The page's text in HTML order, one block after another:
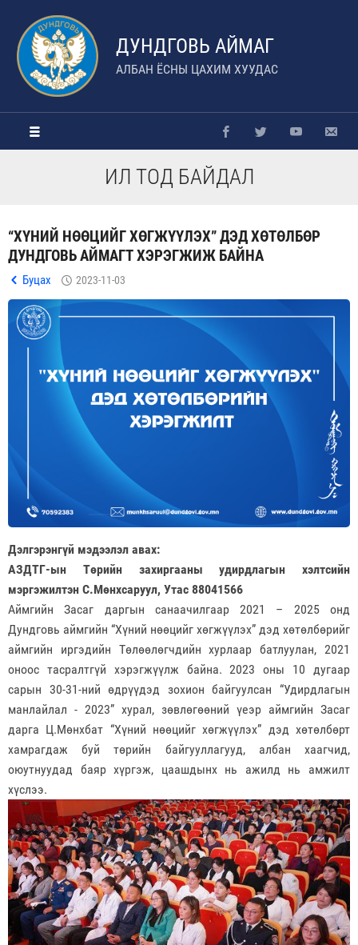
ДУНДГОВЬ АЙМАГ
АЛБАН ЁСНЫ ЦАХИМ ХУУДАС
ИЛ ТОД БАЙДАЛ
“ХҮНИЙ НӨӨЦИЙГ ХӨГЖҮҮЛЭХ” ДЭД ХӨТӨЛБӨР
ДУНДГОВЬ АЙМАГТ ХЭРЭГЖИЖ БАЙНА
Буцах 2023-11-03
Дэлгэрэнгүй мэдээлэл авах:
АЗДТГ-ын Төрийн захиргааны удирдлагын хэлтсийн
мэргэжилтэн С.Мөнхсаруул, Утас 88041566
Аймгийн Засаг даргын санаачилгаар 2021 – 2025 онд
Дундговь аймгийн “Хүний нөөцийг хөгжүүлэх” дэд хөтөлбөрийг
аймгийн иргэдийн Төлөөлөгчдийн хурлаар батлуулан, 2021
оноос тасралтгүй хэрэгжүүлж байна. 2023 оны 10 дугаар
сарын 30-31-ний өдрүүдэд зохион байгуулсан “Удирдлагын
манлайлал - 2023” хурал, зөвлөгөөний үеэр аймгийн Засаг
дарга Ц.Мөнхбат “Хүний нөөцийг хөгжүүлэх” дэд хөтөлбөрт
хамрагдаж буй төрийн байгууллагууд, албан хаагчид,
оюутнуудад баяр хүргэж, цаашдынх нь ажилд нь амжилт
хүслээ.